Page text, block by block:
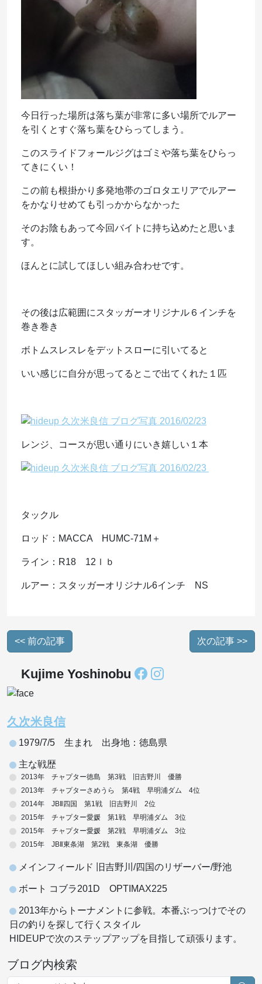
今日行った場所は落ち葉が非常に多い場所でルアー
を引くとすぐ落ち葉をひらってしまう。
このスライドフォールジグはゴミや落ち葉をひらっ
てきにくい！
この前も根掛かり多発地帯のゴロタエリアでルアー
をかなりせめても引っかからなかった
そのお陰もあって今回バイトに持ち込めたと思いま
す。
ほんとに試してほしい組み合わせです。
その後は広範囲にスタッガーオリジナル６インチを
巻き巻き
ボトムスレスレをデットスローに引いてると
いい感じに自分が思ってるとこで出てくれた１匹
レンジ、コースが思い通りにいき嬉しい１本
タックル
ロッド：MACCA HUMC-71M＋
ライン：R18 12ｌｂ
ルアー：スタッガーオリジナル6インチ NS
<< 前の記事 次の記事 >>
Kujime Yoshinobu
久次米良信
1979/7/5 生まれ 出身地：徳島県
主な戦歴
2013年 チャプター徳島 第3戦 旧吉野川 優勝
2013年 チャプターさめうら 第4戦 早明浦ダム 4位
2014年 JBⅡ四国 第1戦 旧吉野川 2位
2015年 チャプター愛媛 第1戦 早明浦ダム 3位
2015年 チャプター愛媛 第2戦 早明浦ダム 3位
2015年 JBⅡ東条湖 第2戦 東条湖 優勝
メインフィールド 旧吉野川/四国のリザーバー/野池
ボート コブラ201D OPTIMAX225
2013年からトーナメントに参戦。本番ぶっつけでその
日の釣りを探して行くスタイル
HIDEUPで次のステップアップを目指して頑張ります。
ブログ内検索